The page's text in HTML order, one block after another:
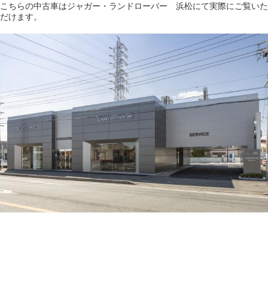
こちらの中古車はジャガー・ランドローバー 浜松にて実際にご覧いた
だけます。